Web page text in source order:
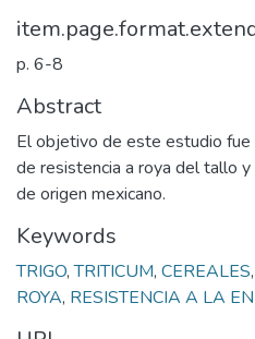
p. 6-8
Abstract
El objetivo de este estudio
de resistencia a roya del tallo
de origen mexicano.
Keywords
TRIGO,TRITICUM, CEREALES,
ROYA, RESISTENCIA A LA